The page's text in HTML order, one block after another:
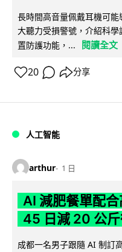
長時間高音量佩戴耳機可
大聽力受損警號，介紹科
置防護功能，...
閱讀全文
20 分享
人工智能
arthur 1 日
AI 減肥餐單配
45 日減 20 公
成都一名男子跟隨 AI 制訂